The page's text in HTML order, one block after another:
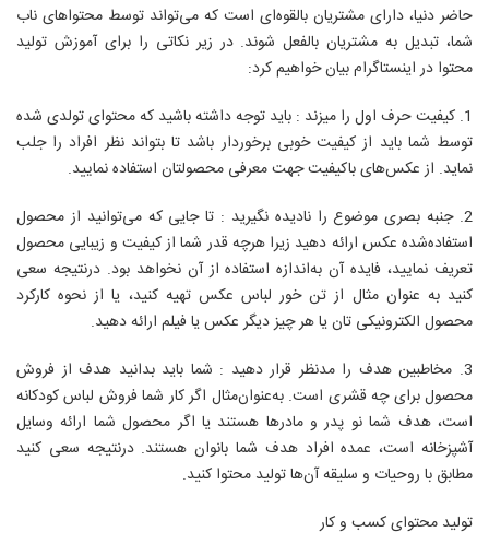
حاضر دنیا، دارای مشتریان بالقوه‌ای است که می‌تواند توسط محتواهای ناب
شما، تبدیل به مشتریان بالفعل شوند. در زیر نکاتی را برای آموزش تولید
محتوا در اینستاگرام بیان خواهیم کرد:
1. کیفیت حرف اول را میزند : باید توجه داشته باشید که محتوای تولدی شده
توسط شما باید از کیفیت خوبی برخوردار باشد تا بتواند نظر افراد را جلب
نماید. از عکس‌های باکیفیت جهت معرفی محصولتان استفاده نمایید.
2. جنبه بصری موضوع را نادیده نگیرید : تا جایی که می‌توانید از محصول
استفاده‌شده عکس ارائه دهید زیرا هرچه قدر شما از کیفیت و زیبایی محصول
تعریف نمایید، فایده آن به‌اندازه استفاده از آن نخواهد بود. درنتیجه سعی
کنید به‌ عنوان‌ مثال از تن خور لباس عکس تهیه کنید، یا از نحوه کارکرد
محصول الکترونیکی‌ تان یا هر چیز دیگر عکس یا فیلم ارائه دهید.
3. مخاطبین هدف را مدنظر قرار دهید : شما باید بدانید هدف از فروش
محصول برای چه قشری است. به‌عنوان‌مثال اگر کار شما فروش لباس کودکانه
است، هدف شما نو پدر و مادرها هستند یا اگر محصول شما ارائه وسایل
آشپزخانه است، عمده افراد هدف شما بانوان هستند. درنتیجه سعی کنید
مطابق با روحیات و سلیقه آن‌ها تولید محتوا کنید.
تولید محتوای کسب‌ و کار